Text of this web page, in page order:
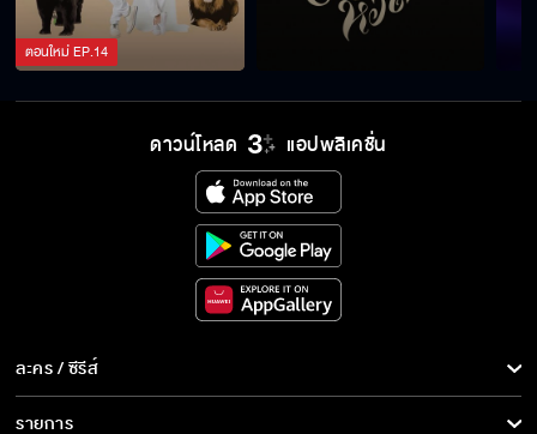
ตอนใหม่EP.14
ดาวน์โหลด แอปพลิเคชั่น
ละคร / ซีรีส์
ละคร/ซีรีส์
รายการ